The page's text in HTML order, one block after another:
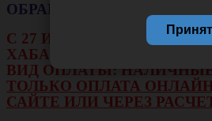
ОБРАЩАЕМ ВАШЕ
С 27 ИЮЛЯ ПО 16
ХАБАРОВСКА НЕ БУДЕТ
ВИД ОПЛАТЫ:
ТОЛЬКО ОПЛАТА
САЙТЕ ИЛИ ЧЕРЕЗ